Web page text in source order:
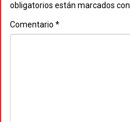
obligatorios están marcados con
Comentario *